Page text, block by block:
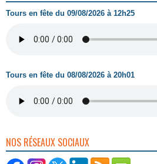
Tours en fête du 09/08/2026 à 12h25
Tours en fête du 08/08/2026 à 20h01
NOS RÉSEAUX SOCIAUX